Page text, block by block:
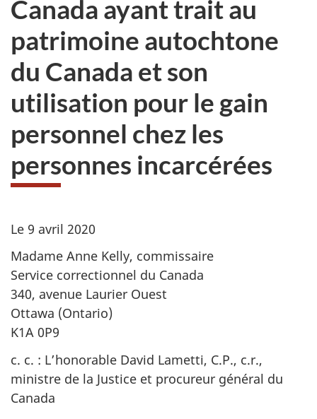
Canada ayant trait au
patrimoine autochtone
du Canada et son
utilisation pour le gain
personnel chez les
personnes incarcérées
Le 9 avril 2020
Madame Anne Kelly, commissaire
Service correctionnel du Canada
340, avenue Laurier Ouest
Ottawa (Ontario)
K1A 0P9
c. c. : L’honorable David Lametti, C.P., c.r.,
ministre de la Justice et procureur général du
Canada